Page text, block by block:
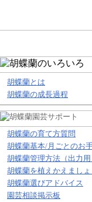
胡蝶蘭とは
胡蝶蘭の成長過程
胡蝶蘭の育て方質問
胡蝶蘭基本/月ごとのお
胡蝶蘭管理方法（出力
胡蝶蘭を植えかえまし
胡蝶蘭選びアドバイス
園芸相談掲示板